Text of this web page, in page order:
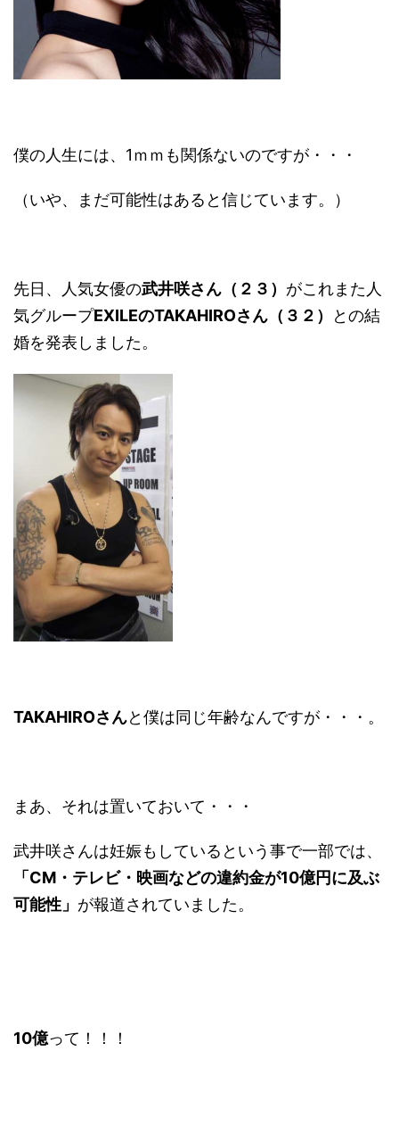
僕の人生には、1ｍｍも関係ないのですが・・・
（いや、まだ可能性はあると信じています。）
先日、人気女優の武井咲さん（２３） がこれまた人
気グループEXILEのTAKAHIROさん（３２）
との結
婚を発表しました。
TAKAHIROさんと僕は同じ年齢なんですが・・・。
まあ、それは置いておいて・・・
武井咲さんは妊娠もしているという事で一部では、
「CM・テレビ・映画などの違約金が10億円に及ぶ
可能性」 が報道されていました。
10億って！！！